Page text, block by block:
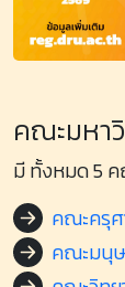
คณะมหา
มี ทั้งหมด 5
คณะครุ
คณะมนุ